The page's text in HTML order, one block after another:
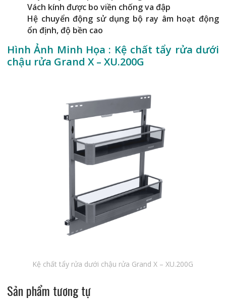
Vách kính được bo viền chống va đập
Hệ chuyển động sử dụng bộ ray âm hoạt động
ổn định, độ bền cao
Hình Ảnh Minh Họa : Kệ chất tẩy rửa dưới
chậu rửa Grand X – XU.200G
Kệ chất tẩy rửa dưới chậu rửa Grand X – XU.200G
Sản phẩm tương tự